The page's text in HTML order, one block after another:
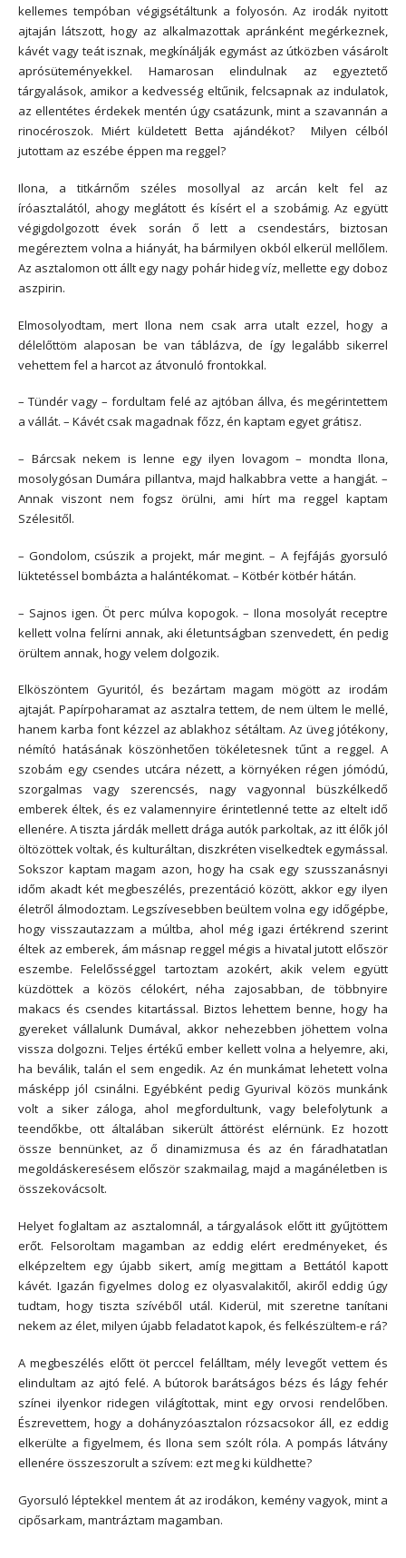
kellemes tempóban végigsétáltunk a folyosón. Az irodák nyitott
ajtaján látszott, hogy az alkalmazottak apránként megérkeznek,
kávét vagy teát isznak, megkínálják egymást az útközben vásárolt
aprósüteményekkel. Hamarosan elindulnak az egyeztető
tárgyalások, amikor a kedvesség eltűnik, felcsapnak az indulatok,
az ellentétes érdekek mentén úgy csatázunk, mint a szavannán a
rinocéroszok. Miért küldetett Betta ajándékot? Milyen célból
jutottam az eszébe éppen ma reggel?
Ilona, a titkárnőm széles mosollyal az arcán kelt fel az
íróasztalától, ahogy meglátott és kísért el a szobámig. Az együtt
végigdolgozott évek során ő lett a csendestárs, biztosan
megéreztem volna a hiányát, ha bármilyen okból elkerül mellőlem.
Az asztalomon ott állt egy nagy pohár hideg víz, mellette egy doboz
aszpirin.
Elmosolyodtam, mert Ilona nem csak arra utalt ezzel, hogy a
délelőttöm alaposan be van táblázva, de így legalább sikerrel
vehettem fel a harcot az átvonuló frontokkal.
– Tündér vagy – fordultam felé az ajtóban állva, és megérintettem
a vállát. – Kávét csak magadnak főzz, én kaptam egyet grátisz.
– Bárcsak nekem is lenne egy ilyen lovagom – mondta Ilona,
mosolygósan Dumára pillantva, majd halkabbra vette a hangját. –
Annak viszont nem fogsz örülni, ami hírt ma reggel kaptam
Szélesitől.
– Gondolom, csúszik a projekt, már megint. – A fejfájás gyorsuló
lüktetéssel bombázta a halántékomat. – Kötbér kötbér hátán.
– Sajnos igen. Öt perc múlva kopogok. – Ilona mosolyát receptre
kellett volna felírni annak, aki életuntságban szenvedett, én pedig
örültem annak, hogy velem dolgozik.
Elköszöntem Gyuritól, és bezártam magam mögött az irodám
ajtaját. Papírpoharamat az asztalra tettem, de nem ültem le mellé,
hanem karba font kézzel az ablakhoz sétáltam. Az üveg jótékony,
némító hatásának köszönhetően tökéletesnek tűnt a reggel. A
szobám egy csendes utcára nézett, a környéken régen jómódú,
szorgalmas vagy szerencsés, nagy vagyonnal büszkélkedő
emberek éltek, és ez valamennyire érintetlenné tette az eltelt idő
ellenére. A tiszta járdák mellett drága autók parkoltak, az itt élők jól
öltözöttek voltak, és kulturáltan, diszkréten viselkedtek egymással.
Sokszor kaptam magam azon, hogy ha csak egy szusszanásnyi
időm akadt két megbeszélés, prezentáció között, akkor egy ilyen
életről álmodoztam. Legszívesebben beültem volna egy időgépbe,
hogy visszautazzam a múltba, ahol még igazi értékrend szerint
éltek az emberek, ám másnap reggel mégis a hivatal jutott először
eszembe. Felelősséggel tartoztam azokért, akik velem együtt
küzdöttek a közös célokért, néha zajosabban, de többnyire
makacs és csendes kitartással. Biztos lehettem benne, hogy ha
gyereket vállalunk Dumával, akkor nehezebben jöhettem volna
vissza dolgozni. Teljes értékű ember kellett volna a helyemre, aki,
ha beválik, talán el sem engedik. Az én munkámat lehetett volna
másképp jól csinálni. Egyébként pedig Gyurival közös munkánk
volt a siker záloga, ahol megfordultunk, vagy belefolytunk a
teendőkbe, ott általában sikerült áttörést elérnünk. Ez hozott
össze bennünket, az ő dinamizmusa és az én fáradhatatlan
megoldáskeresésem először szakmailag, majd a magánéletben is
összekovácsolt.
Helyet foglaltam az asztalomnál, a tárgyalások előtt itt gyűjtöttem
erőt. Felsoroltam magamban az eddig elért eredményeket, és
elképzeltem egy újabb sikert, amíg megittam a Bettától kapott
kávét. Igazán figyelmes dolog ez olyasvalakitől, akiről eddig úgy
tudtam, hogy tiszta szívéből utál. Kiderül, mit szeretne tanítani
nekem az élet, milyen újabb feladatot kapok, és felkészültem-e rá?
A megbeszélés előtt öt perccel felálltam, mély levegőt vettem és
elindultam az ajtó felé. A bútorok barátságos bézs és lágy fehér
színei ilyenkor ridegen világítottak, mint egy orvosi rendelőben.
Észrevettem, hogy a dohányzóasztalon rózsacsokor áll, ez eddig
elkerülte a figyelmem, és Ilona sem szólt róla. A pompás látvány
ellenére összeszorult a szívem: ezt meg ki küldhette?
Gyorsuló léptekkel mentem át az irodákon, kemény vagyok, mint a
cipősarkam, mantráztam magamban.